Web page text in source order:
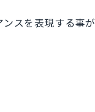
スを表現する事が